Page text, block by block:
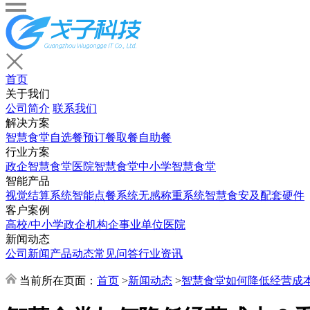
首页
关于我们
公司简介 联系我们
解决方案
智慧食堂自选餐预订餐取餐自助餐
行业方案
政企智慧食堂医院智慧食堂中小学智慧食堂
智能产品
视觉结算系统智能点餐系统无感称重系统智慧食安及配套硬件
客户案例
高校/中小学政企机构企事业单位医院
新闻动态
公司新闻产品动态常见问答行业资讯
当前所在页面： 首页 >新闻动态 >智慧食堂如何降低经营成